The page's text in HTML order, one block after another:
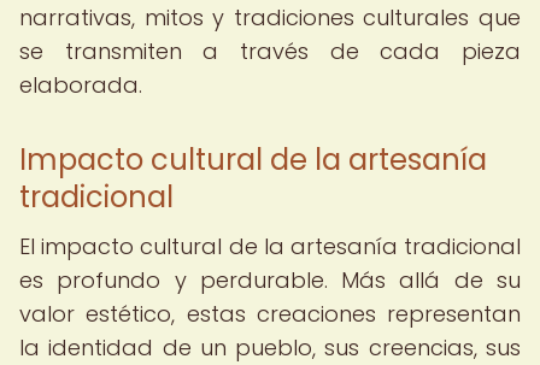
narrativas, mitos y tradiciones culturales que
se transmiten a través de cada pieza
elaborada.
Impacto cultural de la artesanía
tradicional
El impacto cultural de la artesanía tradicional
es profundo y perdurable. Más allá de su
valor estético, estas creaciones representan
la identidad de un pueblo, sus creencias, sus